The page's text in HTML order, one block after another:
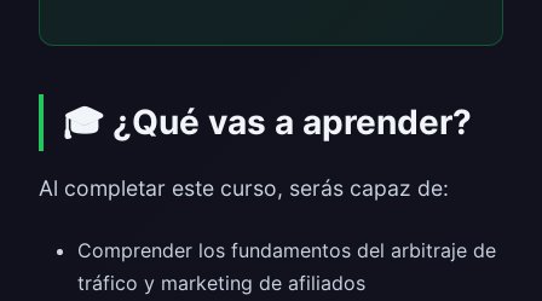
🎓 ¿Qué vas a aprender?
Al completar este curso, serás capaz de:
Comprender los fundamentos del arbitraje de
tráfico y marketing de afiliados